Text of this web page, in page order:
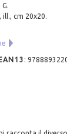
ill., cm 20x20.
: